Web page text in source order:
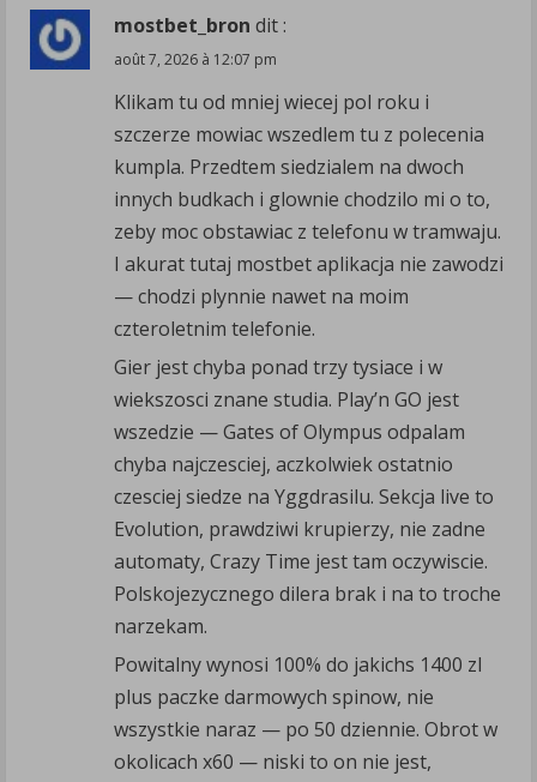
mostbet_bron dit :
août 7, 2026 à 12:07 pm
Klikam tu od mniej wiecej pol roku i
szczerze mowiac wszedlem tu z polecenia
kumpla. Przedtem siedzialem na dwoch
innych budkach i glownie chodzilo mi o to,
zeby moc obstawiac z telefonu w tramwaju.
I akurat tutaj mostbet aplikacja nie zawodzi
— chodzi plynnie nawet na moim
czteroletnim telefonie.
Gier jest chyba ponad trzy tysiace i w
wiekszosci znane studia. Play’n GO jest
wszedzie — Gates of Olympus odpalam
chyba najczesciej, aczkolwiek ostatnio
czesciej siedze na Yggdrasilu. Sekcja live to
Evolution, prawdziwi krupierzy, nie zadne
automaty, Crazy Time jest tam oczywiscie.
Polskojezycznego dilera brak i na to troche
narzekam.
Powitalny wynosi 100% do jakichs 1400 zl
plus paczke darmowych spinow, nie
wszystkie naraz — po 50 dziennie. Obrot w
okolicach x60 — niski to on nie jest,